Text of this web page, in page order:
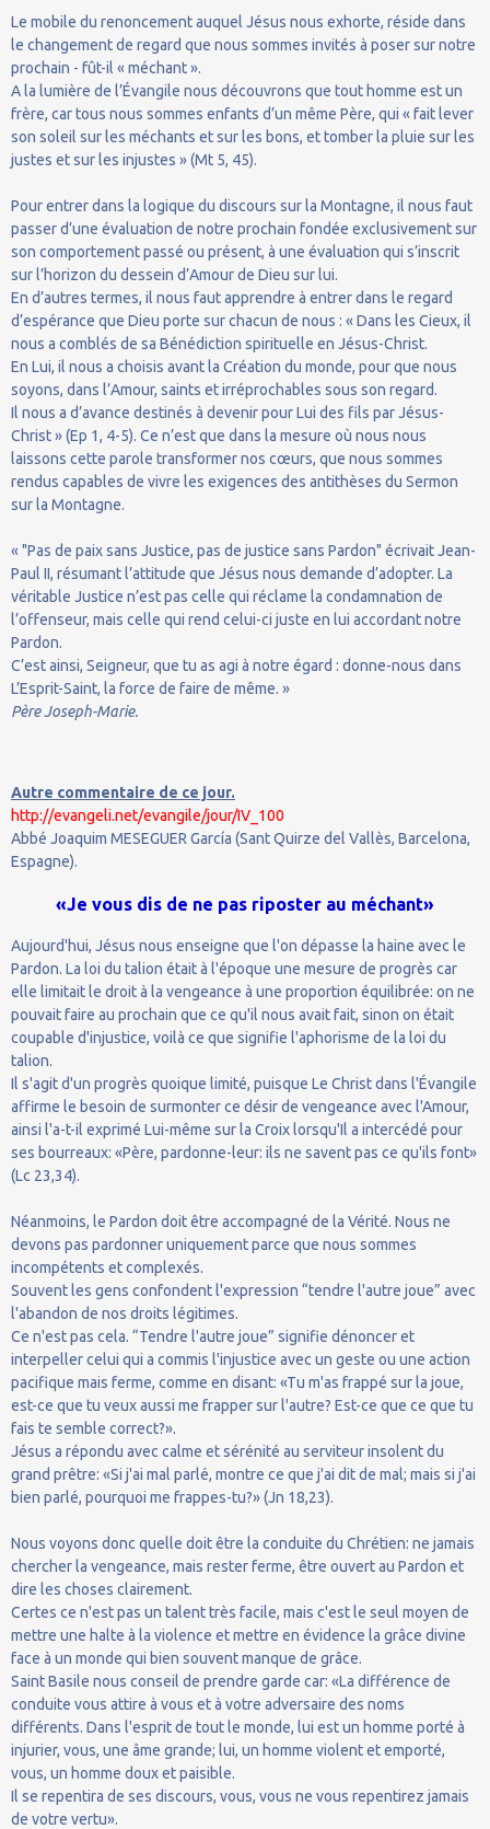
Le mobile du renoncement auquel Jésus nous exhorte, réside dans
le changement de regard que nous sommes invités à poser sur notre
prochain - fût-il « méchant ».
A la lumière de l’Évangile nous découvrons que tout homme est un
frère, car tous nous sommes enfants d’un même Père, qui « fait lever
son soleil sur les méchants et sur les bons, et tomber la pluie sur les
justes et sur les injustes » (Mt 5, 45).
Pour entrer dans la logique du discours sur la Montagne, il nous faut
passer d’une évaluation de notre prochain fondée exclusivement sur
son comportement passé ou présent, à une évaluation qui s’inscrit
sur l’horizon du dessein d’Amour de Dieu sur lui.
En d’autres termes, il nous faut apprendre à entrer dans le regard
d’espérance que Dieu porte sur chacun de nous : « Dans les Cieux, il
nous a comblés de sa Bénédiction spirituelle en Jésus-Christ.
En Lui, il nous a choisis avant la Création du monde, pour que nous
soyons, dans l’Amour, saints et irréprochables sous son regard.
Il nous a d’avance destinés à devenir pour Lui des fils par Jésus-
Christ » (Ep 1, 4-5). Ce n’est que dans la mesure où nous nous
laissons cette parole transformer nos cœurs, que nous sommes
rendus capables de vivre les exigences des antithèses du Sermon
sur la Montagne.
« "Pas de paix sans Justice, pas de justice sans Pardon" écrivait Jean-
Paul II, résumant l’attitude que Jésus nous demande d’adopter. La
véritable Justice n’est pas celle qui réclame la condamnation de
l’offenseur, mais celle qui rend celui-ci juste en lui accordant notre
Pardon.
C’est ainsi, Seigneur, que tu as agi à notre égard : donne-nous dans
L’Esprit-Saint, la force de faire de même. »
Père Joseph-Marie.
Autre commentaire de ce jour.
http://evangeli.net/evangile/jour/IV_100
Abbé Joaquim MESEGUER García (Sant Quirze del Vallès, Barcelona,
Espagne).
«Je vous dis de ne pas riposter au méchant»
Aujourd'hui, Jésus nous enseigne que l'on dépasse la haine avec le
Pardon. La loi du talion était à l'époque une mesure de progrès car
elle limitait le droit à la vengeance à une proportion équilibrée: on ne
pouvait faire au prochain que ce qu'il nous avait fait, sinon on était
coupable d'injustice, voilà ce que signifie l'aphorisme de la loi du
talion.
Il s'agit d'un progrès quoique limité, puisque Le Christ dans l'Évangile
affirme le besoin de surmonter ce désir de vengeance avec l'Amour,
ainsi l'a-t-il exprimé Lui-même sur la Croix lorsqu'Il a intercédé pour
ses bourreaux: «Père, pardonne-leur: ils ne savent pas ce qu'ils font»
(Lc 23,34).
Néanmoins, le Pardon doit être accompagné de la Vérité. Nous ne
devons pas pardonner uniquement parce que nous sommes
incompétents et complexés.
Souvent les gens confondent l'expression “tendre l'autre joue” avec
l'abandon de nos droits légitimes.
Ce n'est pas cela. “Tendre l'autre joue” signifie dénoncer et
interpeller celui qui a commis l'injustice avec un geste ou une action
pacifique mais ferme, comme en disant: «Tu m'as frappé sur la joue,
est-ce que tu veux aussi me frapper sur l'autre? Est-ce que ce que tu
fais te semble correct?».
Jésus a répondu avec calme et sérénité au serviteur insolent du
grand prêtre: «Si j'ai mal parlé, montre ce que j'ai dit de mal; mais si j'ai
bien parlé, pourquoi me frappes-tu?» (Jn 18,23).
Nous voyons donc quelle doit être la conduite du Chrétien: ne jamais
chercher la vengeance, mais rester ferme, être ouvert au Pardon et
dire les choses clairement.
Certes ce n'est pas un talent très facile, mais c'est le seul moyen de
mettre une halte à la violence et mettre en évidence la grâce divine
face à un monde qui bien souvent manque de grâce.
Saint Basile nous conseil de prendre garde car: «La différence de
conduite vous attire à vous et à votre adversaire des noms
différents. Dans l'esprit de tout le monde, lui est un homme porté à
injurier, vous, une âme grande; lui, un homme violent et emporté,
vous, un homme doux et paisible.
Il se repentira de ses discours, vous, vous ne vous repentirez jamais
de votre vertu».